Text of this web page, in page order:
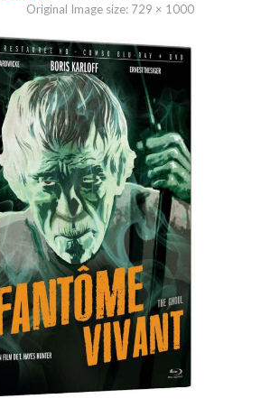
Original Image size: 729 × 1000